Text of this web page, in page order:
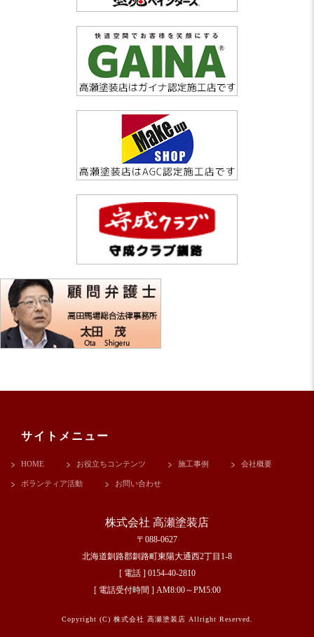
サイトメニュー
HOME お役立ちコンテンツ 施工事例 会社概要
ボランティア活動 お問い合わせ
株式会社 高瀬塗装店
〒088-0627
北海道釧路郡釧路町東陽大通西2丁目1-8
[ 電話 ] 0154-40-2810
[ 電話受付時間 ] AM8:00～PM5:00
Copyright (C) 株式会社 高瀬塗装店 Allright Reserved.